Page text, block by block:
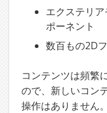
エクステリ
ポーネント
数百もの2D
コンテンツは頻繁
ので、新しいコン
操作はありません